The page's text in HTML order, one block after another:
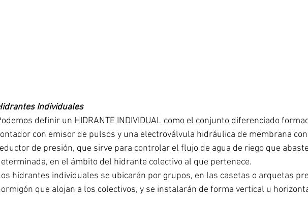
Individuales
definir un HIDRANTE INDIVIDUAL como el conjunto diferenciado
con emisor de pulsos y una electroválvula hidráulica de membrana
de presión, que sirve para controlar el flujo de agua de riego que
en el ámbito del hidrante colectivo al que pertenece.
hidrantes individuales se ubicarán por grupos, en las casetas o arquetas
que alojan a los colectivos, y se instalarán de forma vertical u